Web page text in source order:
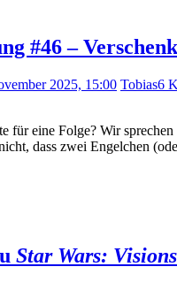
#46 –
2025, 15:00 Tobias6
für eine Folge? Wir
dass zwei Engelchen
Star Wars: Visions